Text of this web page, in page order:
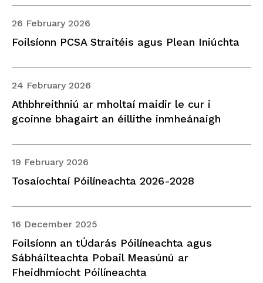
26 February 2026
Foilsíonn PCSA Straitéis agus Plean Iniúchta
24 February 2026
Athbhreithniú ar mholtaí maidir le cur i
gcoinne bhagairt an éillithe inmheánaigh
19 February 2026
Tosaíochtaí Póilíneachta 2026-2028
16 December 2025
Foilsíonn an tÚdarás Póilíneachta agus
Sábháilteachta Pobail Measúnú ar
Fheidhmíocht Póilíneachta